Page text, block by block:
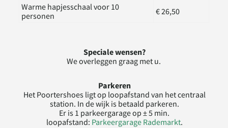
Warme hapjesschaal voor 10
personen
€ 26,50
Speciale wensen?
We overleggen graag met u.
Parkeren
Het Poortershoes ligt op loopafstand van het centraal
station. In de wijk is betaald parkeren.
Er is 1 parkeergarage op ± 5 min.
loopafstand: Parkeergarage Rademarkt.